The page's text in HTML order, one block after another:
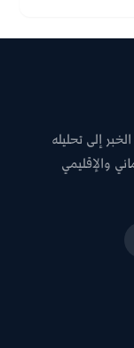
إلى تحليله
والإقليمي